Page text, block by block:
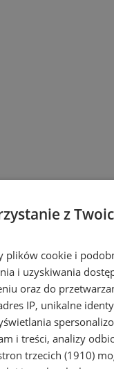
z
plików cookie i
i uzyskiwania
oraz do
IP, unikalne
i treści, analizy
trzecich (1910)